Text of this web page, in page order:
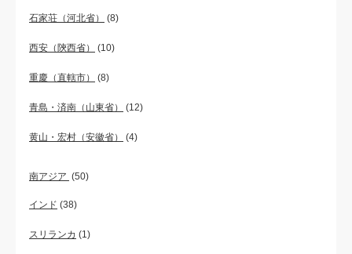
石家荘（河北省） (8)
西安（陝西省） (10)
重慶（直轄市） (8)
青島・済南（山東省） (12)
黄山・宏村（安徽省） (4)
南アジア (50)
インド (38)
スリランカ (1)